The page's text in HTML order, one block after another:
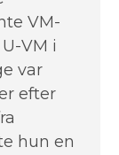
VM-
VM i
var
efter
hun en